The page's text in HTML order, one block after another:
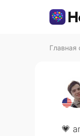
Главная
💗